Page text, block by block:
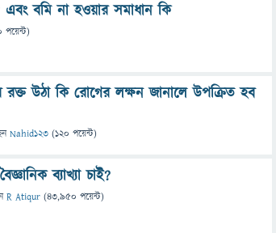
বমি না হওয়ার সমাধান কি
পয়েন্ট)
উঠা কি রোগের লক্ষন জানালে উপক্রিত হব
Nahid123 (120 পয়েন্ট)
ব্যাখ্যা চাই?
R Atiqur (43,950 পয়েন্ট)